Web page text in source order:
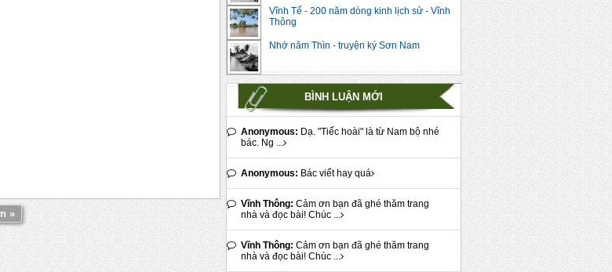
Vĩnh Tế - 200 năm dòng kinh lịch sử - Vĩnh
Thông
Nhớ năm Thìn - truyện ký Sơn Nam
BÌNH LUẬN MỚI
Anonymous: Dạ. "Tiếc hoài" là từ Nam bộ nhé
bác. Ng ...
Anonymous: Bác viết hay quá
Vĩnh Thông: Cảm ơn bạn đã ghé thăm trang
nhà và đọc bài! Chúc ...
Vĩnh Thông: Cảm ơn bạn đã ghé thăm trang
nhà và đọc bài! Chúc ...
»